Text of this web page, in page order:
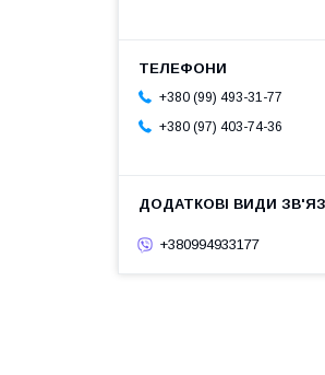
+380 (99) 493-31-77
+380 (97) 403-74-36
+380994933177